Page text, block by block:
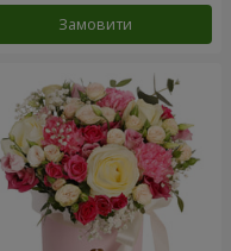
Замовити